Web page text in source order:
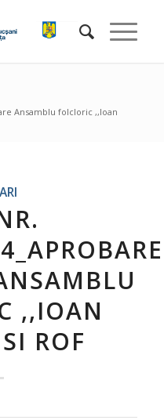
Ansamblu folcloric ,,Ioan
,,IOAN
ROF